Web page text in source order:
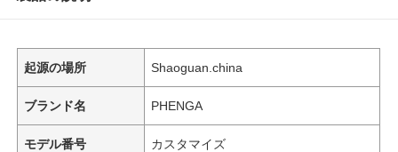
起源の場所 Shaoguan.china
ブランド名 PHENGA
モデル番号 カスタマイズ